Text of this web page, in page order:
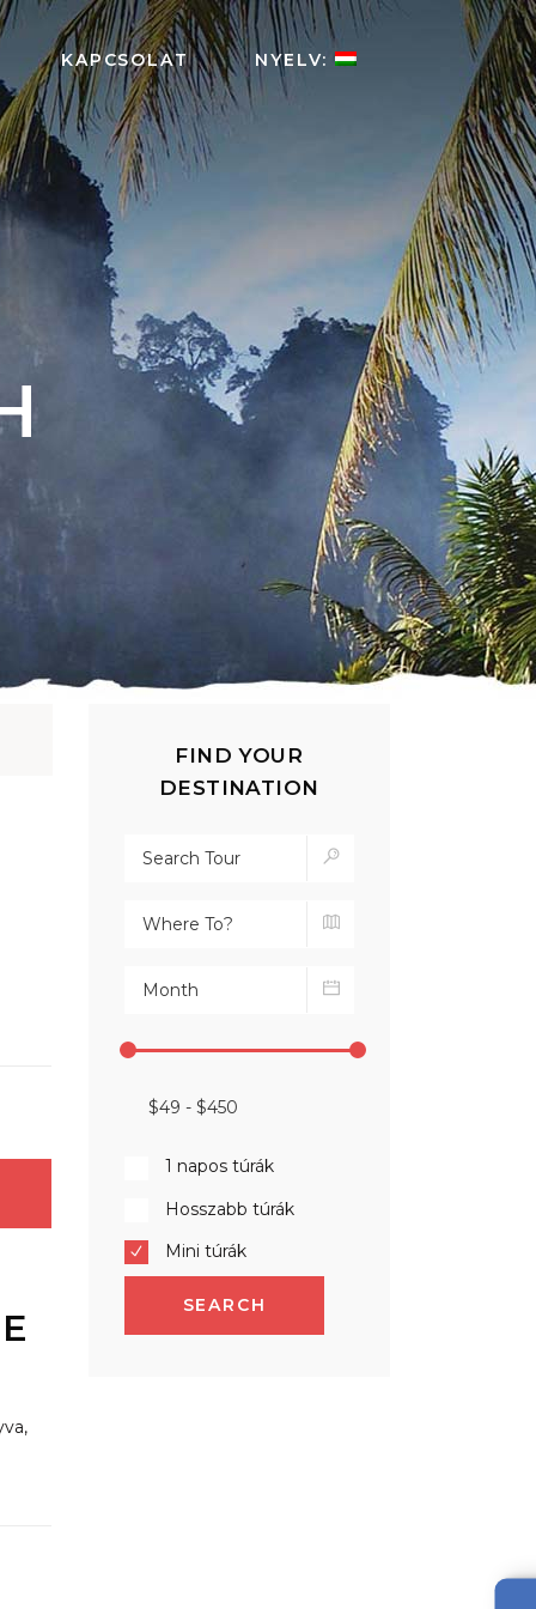
KAPCSOLAT NYELV:
FIND YOUR
DESTINATION
1 napos túrák
Hosszabb túrák
Mini túrák
SEARCH